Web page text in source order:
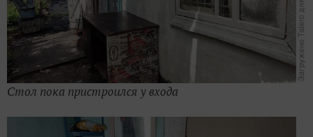
Стол пока пристроился у входа